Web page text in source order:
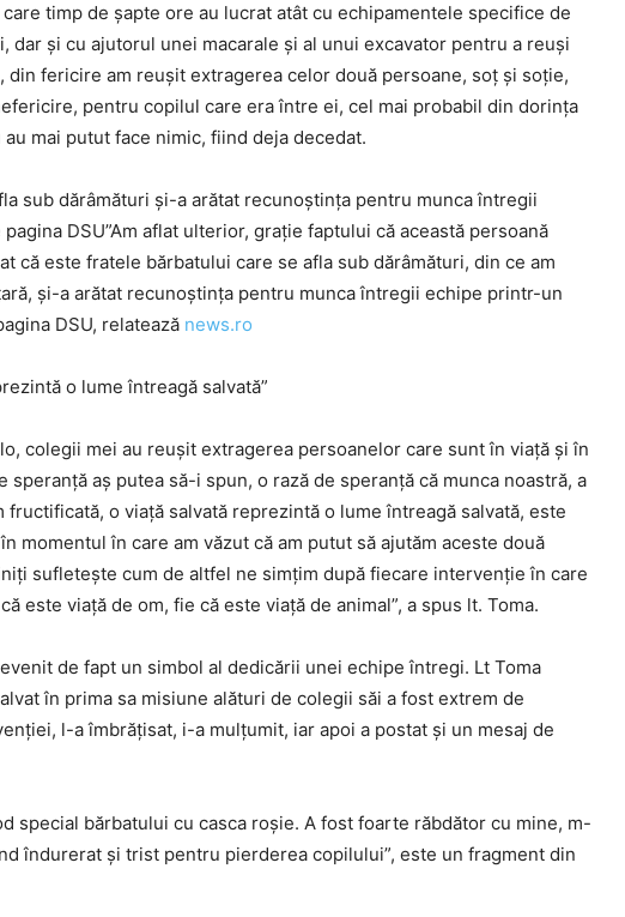
timp de şapte ore au lucrat atât cu echipamentele specifice de
dar şi cu ajutorul unei macarale şi al unui excavator pentru a reuşi
din fericire am reuşit extragerea celor două persoane, soţ şi soţie,
pentru copilul care era între ei, cel mai probabil din dorinţa
mai putut face nimic, fiind deja decedat.
sub dărâmături şi-a arătat recunoştinţa pentru munca întregii
DSU”Am aflat ulterior, graţie faptului că această persoană
că este fratele bărbatului care se afla sub dărâmături, din ce am
şi-a arătat recunoştinţa pentru munca întregii echipe printr-un
DSU, relatează news.ro
o lume întreagă salvată”
colegii mei au reuşit extragerea persoanelor care sunt în viaţă şi în
speranţă aş putea să-i spun, o rază de speranţă că munca noastră, a
o viaţă salvată reprezintă o lume întreagă salvată, este
momentul în care am văzut că am putut să ajutăm aceste două
sufleteşte cum de altfel ne simţim după fiecare intervenţie în care
este viaţă de om, fie că este viaţă de animal”, a spus lt. Toma.
de fapt un simbol al dedicării unei echipe întregi. Lt Toma
în prima sa misiune alături de colegii săi a fost extrem de
l-a îmbrăţisat, i-a mulţumit, iar apoi a postat şi un mesaj de
special bărbatului cu casca roşie. A fost foarte răbdător cu mine, m-
îndurerat şi trist pentru pierderea copilului”, este un fragment din